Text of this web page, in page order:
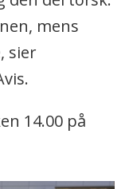
mens
sier
14.00 på